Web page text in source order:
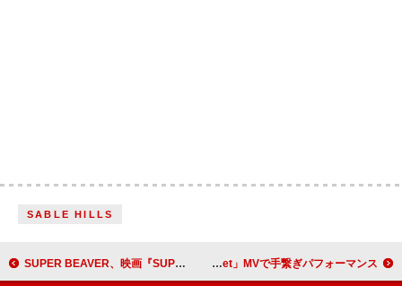
SABLE HILLS
SUPER BEAVER、映画『SUPER BEAVER LIVE & DOCUMENTARY -現在地-』初日舞台挨拶＆全国ライブビューイング開催決定 IS:SUE、個性が重なり合う「Quartet」MVで手繋ぎパフォーマンス